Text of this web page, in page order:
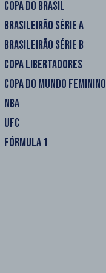
COPA DO BRASIL
BRASILEIRÃO SÉRIE A
BRASILEIRÃO SÉRIE B
COPA LIBERTADORES
COPA DO MUNDO FEMININO
NBA
UFC
FÓRMULA 1